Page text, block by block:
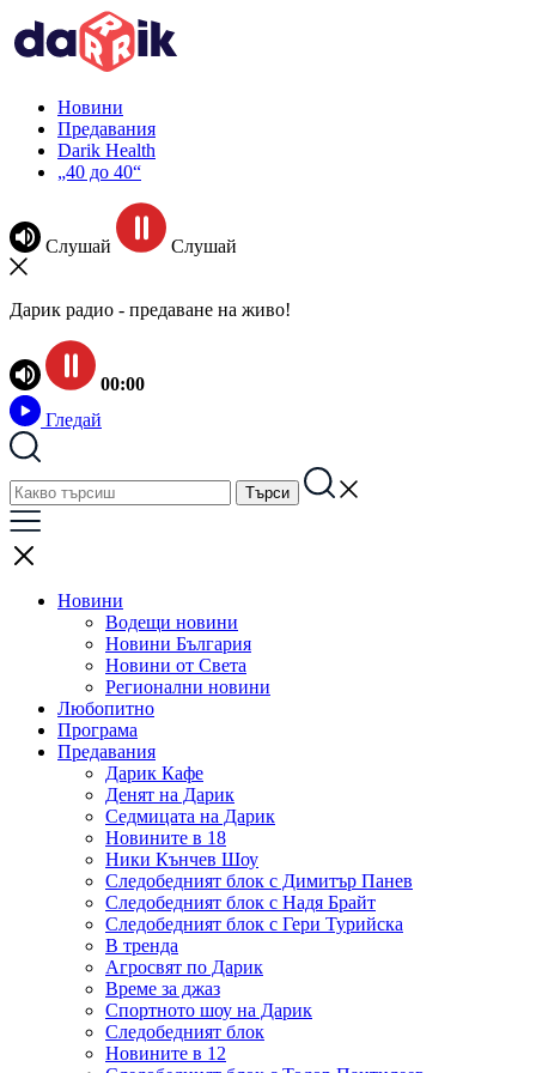
Новини
Предавания
Darik Health
„40 до 40“
Слушай Слушай
Дарик радио - предаване на живо!
00:00
Гледай
Новини
Водещи новини
Новини България
Новини от Света
Регионални новини
Любопитно
Програма
Предавания
Дарик Кафе
Денят на Дарик
Седмицата на Дарик
Новините в 18
Ники Кънчев Шоу
Следобедният блок с Димитър Панев
Следобедният блок с Надя Брайт
Следобедният блок с Гери Турийска
В тренда
Агросвят по Дарик
Време за джаз
Спортното шоу на Дарик
Следобедният блок
Новините в 12